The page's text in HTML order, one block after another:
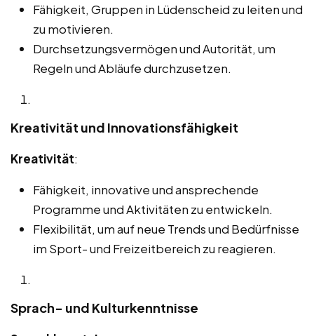
Fähigkeit, Gruppen in Lüdenscheid zu leiten und
zu motivieren.
Durchsetzungsvermögen und Autorität, um
Regeln und Abläufe durchzusetzen.
Kreativität und Innovationsfähigkeit
Kreativität:
Fähigkeit, innovative und ansprechende
Programme und Aktivitäten zu entwickeln.
Flexibilität, um auf neue Trends und Bedürfnisse
im Sport- und Freizeitbereich zu reagieren.
Sprach- und Kulturkenntnisse